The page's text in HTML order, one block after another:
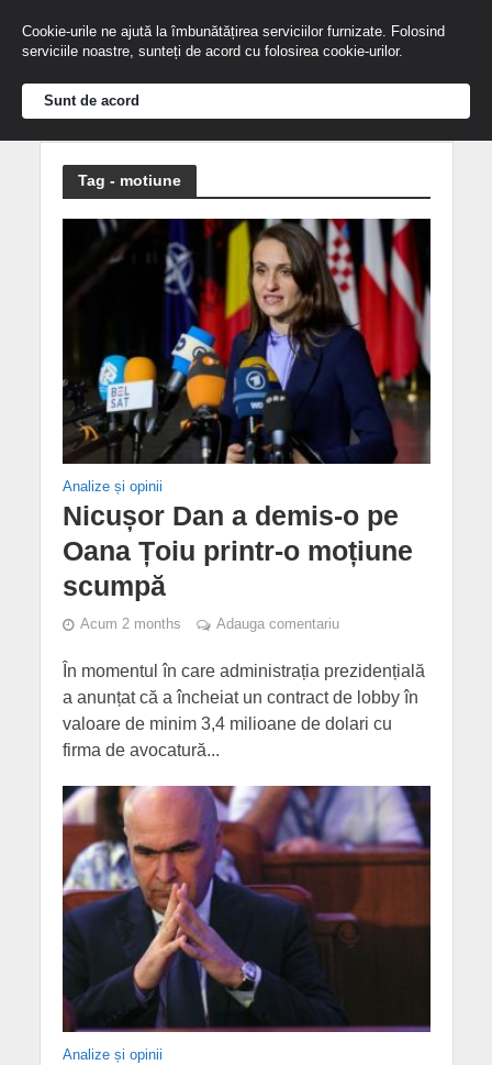
Tag - motiune
Analize și opinii
Nicușor Dan a demis-o pe
Oana Țoiu printr-o moțiune
scumpă
Acum 2 months Adauga comentariu
În momentul în care administrația prezidențială
a anunțat că a încheiat un contract de lobby în
valoare de minim 3,4 milioane de dolari cu
firma de avocatură...
Analize și opinii
Cookie-urile ne ajută la îmbunătățirea serviciilor furnizate. Folosind
serviciile noastre, sunteți de acord cu folosirea cookie-urilor.
Sunt de acord